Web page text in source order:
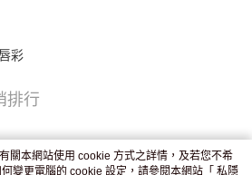
後2-4個工作天到店，7天內取。逾期後
彩
排行
關本網站使用 cookie 方式之詳情，及若您不希
變更電腦的 cookie 設定，請參閱本網站「 私隱